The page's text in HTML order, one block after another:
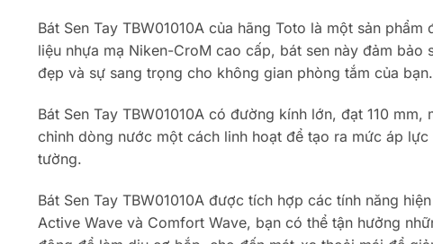
Bát Sen Tay TBW01010A của hãng Toto là một sản
liệu nhựa mạ Niken-CroM cao cấp, bát sen này đảm
đẹp và sự sang trọng cho không gian phòng tắm của bạn.
Bát Sen Tay TBW01010A có đường kính lớn, đạt 110
chỉnh dòng nước một cách linh hoạt để tạo ra mức áp
tường.
Bát Sen Tay TBW01010A được tích hợp các tính năng
Active Wave và Comfort Wave, bạn có thể tận hưởng